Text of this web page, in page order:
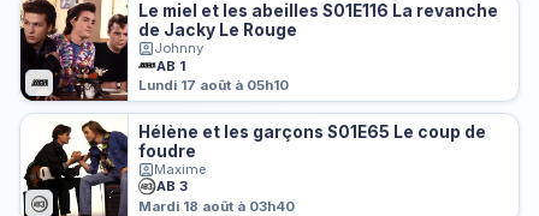
Le miel et les abeilles S01E116 La revanche
de Jacky Le Rouge
Johnny
AB 1
Lundi 17 août à 05h10
Hélène et les garçons S01E65 Le coup de
foudre
Maxime
AB 3
Mardi 18 août à 03h40